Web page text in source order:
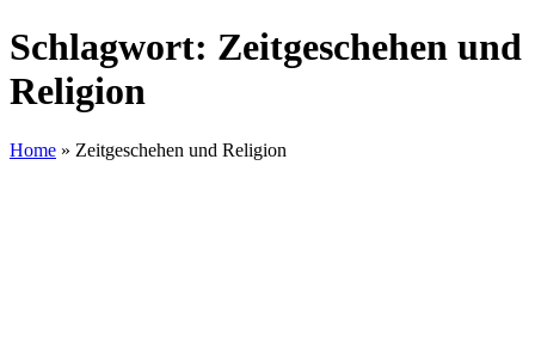
Schlagwort: Zeitgeschehen und
Religion
Home » Zeitgeschehen und Religion